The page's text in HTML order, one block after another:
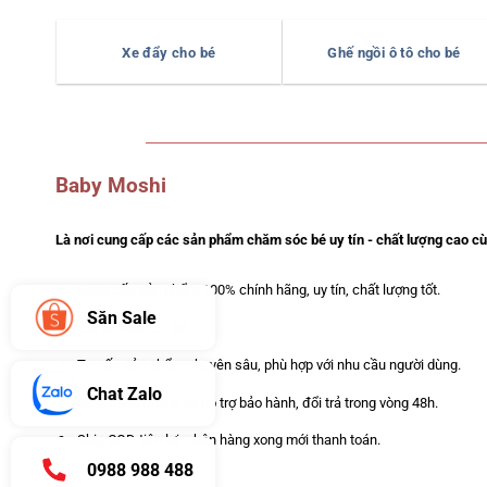
Xe đẩy cho bé Ghế ngồi ô tô cho bé
Baby Moshi
Là nơi cung cấp các sản phẩm chăm sóc bé uy tín - chất lượng cao
Cung cấp sản phẩm 100% chính hãng, uy tín, chất lượng tốt.
Giá tốt nhất có thể.
Tư vấn sản phẩm chuyên sâu, phù hợp với nhu cầu người dùng.
Giao hàng nhanh và hỗ trợ bảo hành, đổi trả trong vòng 48h.
Ship COD tiện lợi, nhận hàng xong mới thanh toán.
Săn Sale
Chat Zalo
0988 988 488